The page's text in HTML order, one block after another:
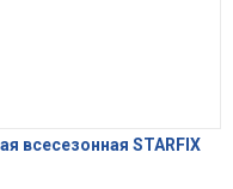
всесезонная STARFIX